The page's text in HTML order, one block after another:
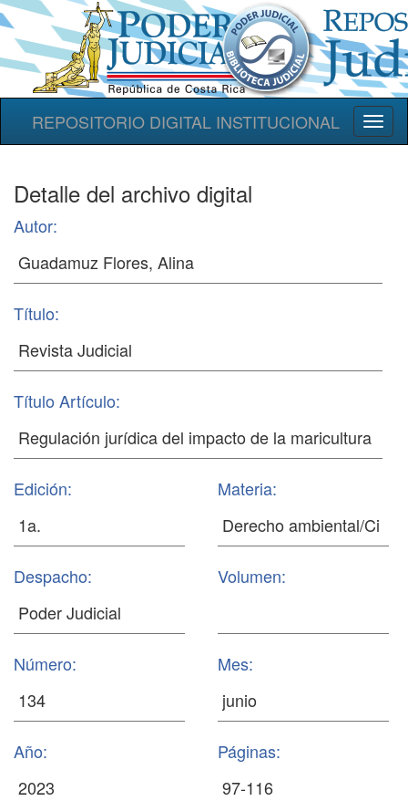
REPOSITORIO DIGITAL INSTITUCIONAL
Detalle del archivo digital
Autor:
Título:
Título Artículo:
Edición: Materia:
Despacho: Volumen:
Número: Mes:
Año: Páginas: